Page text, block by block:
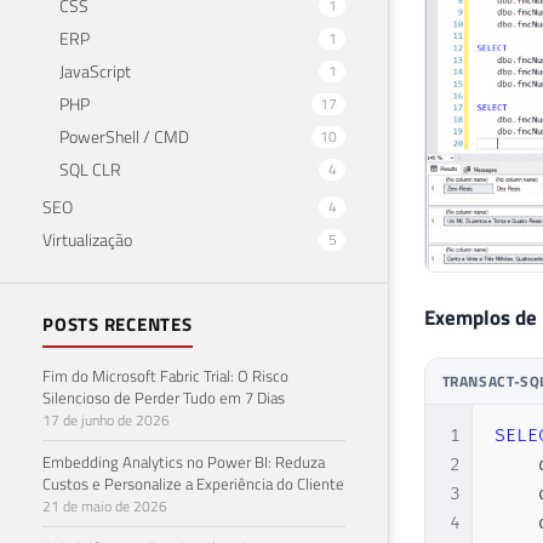
1
ERP 1
JavaScript 1
PHP 17
PowerShell / CMD 10
SQL CLR 4
SEO 4
Virtualização 5
POSTS RECENTES
Fim do Microsoft Fabric Trial: O Risco
Silencioso de Perder Tudo em 7 Dias
17 de junho de 2026
Embedding Analytics no Power BI: Reduza
Custos e Personalize a Experiência do Cliente
21 de maio de 2026
52
53
54
55
56
57
58
59
60
61
66
67
68
69
Exemplos
TRANSACT-
1
2
3
4